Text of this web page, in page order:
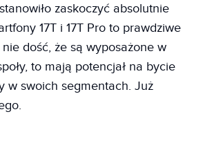
zaskoczyć absolutnie
17T i 17T Pro to prawdziwe
dość, że są wyposażone w
to mają potencjał na bycie
w swoich segmentach. Już